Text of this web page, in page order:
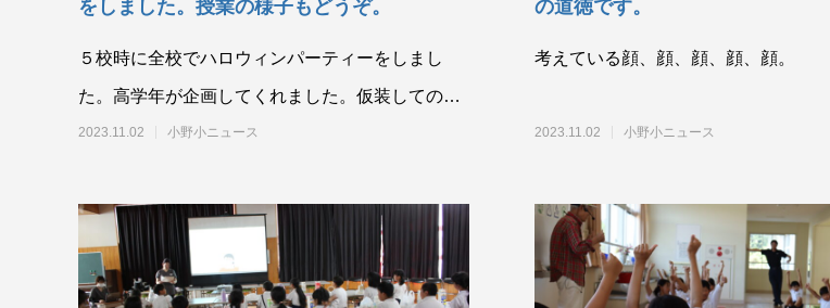
をしました。授業の様子もどうぞ。
５校時に全校でハロウィンパーティーをしまし
た。高学年が企画してくれました。仮装しての集
合写真。何に変身しているかわかりますか？
2023.11.02 小野小ニュース
の道徳です。
考えている顔、顔、顔、顔、顔。
2023.11.02 小野小ニュース